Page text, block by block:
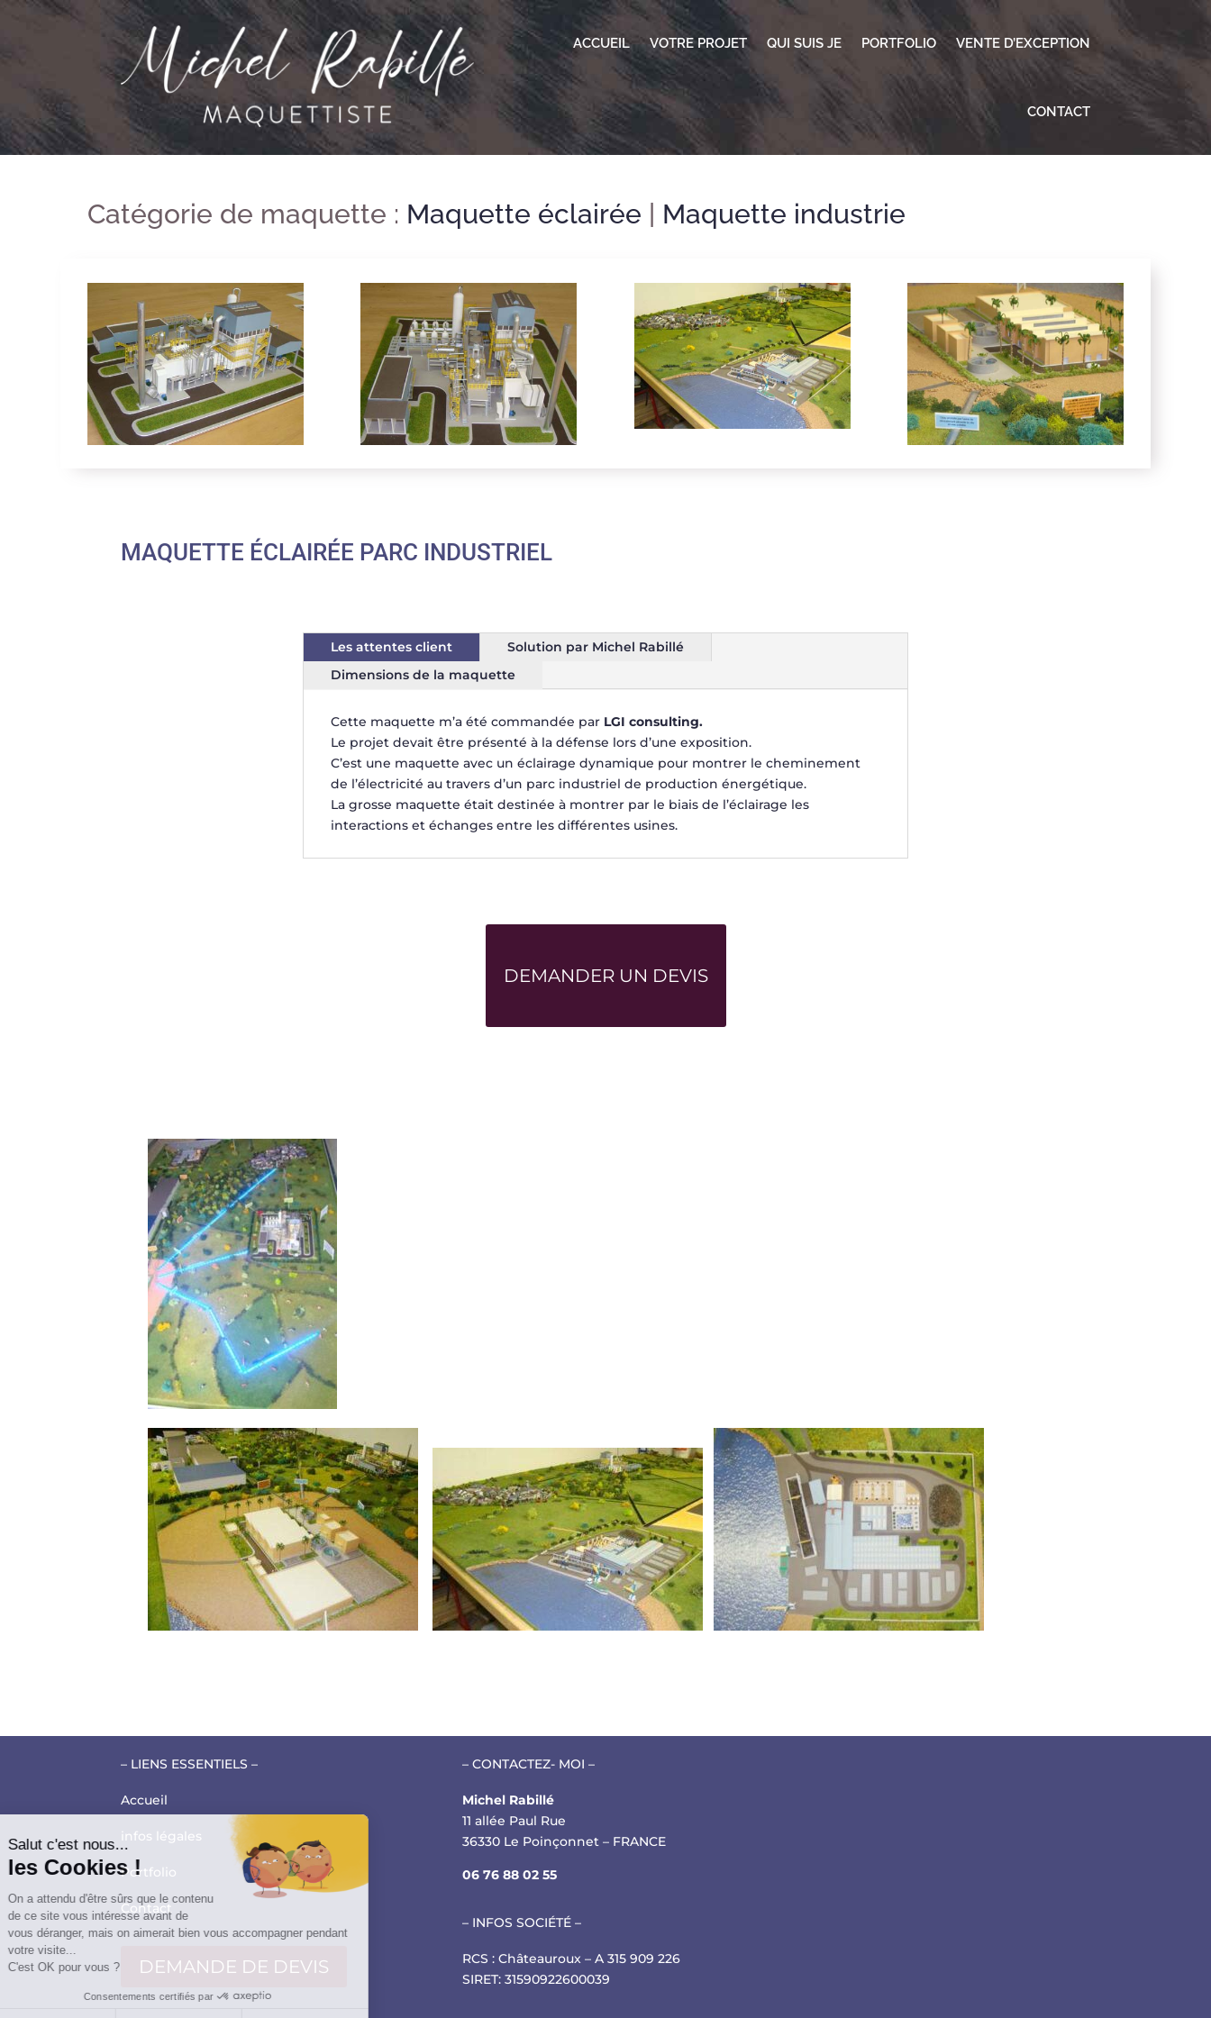
ACCUEIL VOTRE PROJET QUI SUIS JE PORTFOLIO VENTE D’EXCEPTION
CONTACT
Catégorie de maquette : Maquette éclairée Maquette industrie
MAQUETTE ÉCLAIRÉE PARC INDUSTRIEL
Les attentes client
Solution par Michel Rabillé
Dimensions de la maquette
Cette maquette m’a été commandée par LGI consulting.
Le projet devait être présenté à la défense lors d’une exposition.
C’est une maquette avec un éclairage dynamique pour montrer le cheminement
de l’électricité au travers d’un parc industriel de production énergétique.
La grosse maquette était destinée à montrer par le biais de l’éclairage les
interactions et échanges entre les différentes usines.
DEMANDER UN DEVIS
– LIENS ESSENTIELS –
Accueil
infos légales
Portfolio
Contact
DEMANDE DE DEVIS
– CONTACTEZ- MOI –
Michel Rabillé
11 allée Paul Rue
36330 Le Poinçonnet – FRANCE
06 76 88 02 55
– INFOS SOCIÉTÉ –
RCS : Châteauroux – A 315 909 226
SIRET: 31590922600039
Salut c'est nous...
les Cookies !
On a attendu d'être sûrs que le contenu
de ce site vous intéresse avant de
vous déranger, mais on aimerait bien vous accompagner pendant
votre visite...
C'est OK pour vous ?
Consentements certifiés par